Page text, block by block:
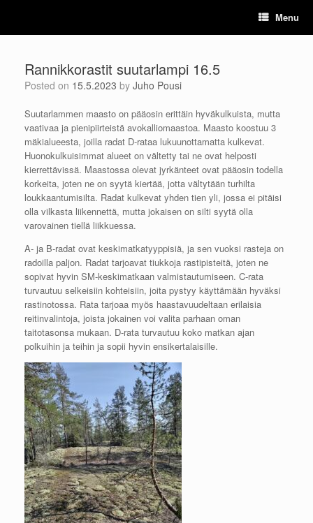
content
Menu
Rannikkorastit suutarlampi 16.5
Posted on 15.5.2023 by Juho Pousi
Suutarlammen maasto on pääosin erittäin hyväkulkuista, mutta
vaativaa ja pienipiirteistä avokalliomaastoa. Maasto koostuu 3
mäkialueesta, joilla radat D-rataa lukuunottamatta kulkevat.
Huonokulkuisimmat alueet on vältetty tai ne ovat helposti
kierrettävissä. Maastossa olevat jyrkänteet ovat pääosin todella
korkeita, joten ne on syytä kiertää, jotta vältytään turhilta
loukkaantumisilta. Radat kulkevat yhden tien yli, jossa ei pitäisi
olla vilkasta liikennettä, mutta jokaisen on silti syytä olla
varovainen tiellä liikkuessa.
A- ja B-radat ovat keskimatkatyyppisiä, ja sen vuoksi rasteja on
radoilla paljon. Radat tarjoavat tiukkoja rastipisteitä, joten ne
sopivat hyvin SM-keskimatkaan valmistautumiseen. C-rata
turvautuu selkeisiin kohteisiin, joita pystyy käyttämään hyväksi
rastinotossa. Rata tarjoaa myös haastavuudeltaan erilaisia
reitinvalintoja, joista jokainen voi valita parhaan oman
taitotasonsa mukaan. D-rata turvautuu koko matkan ajan
polkuihin ja teihin ja sopii hyvin ensikertalaisille.